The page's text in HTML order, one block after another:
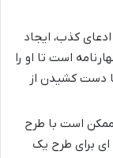
کذب، ایجاد
است تا او را
دست کشیدن از
ممکن است با طرح
ای برای طرح یک